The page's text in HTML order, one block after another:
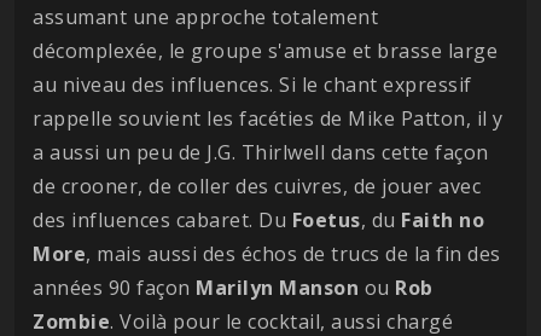
assumant une approche totalement
décomplexée, le groupe s'amuse et brasse large
au niveau des influences. Si le chant expressif
rappelle souvient les facéties de Mike Patton, il y
a aussi un peu de J.G. Thirlwell dans cette façon
de crooner, de coller des cuivres, de jouer avec
des influences cabaret. Du Foetus, du Faith no
More, mais aussi des échos de trucs de la fin des
années 90 façon Marilyn Manson ou Rob
Zombie. Voilà pour le cocktail, aussi chargé